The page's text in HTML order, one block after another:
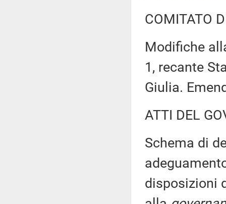
COMITATO
Modifiche
1, recante
Giulia.
ATTI DEL
Schema di
disposizioni